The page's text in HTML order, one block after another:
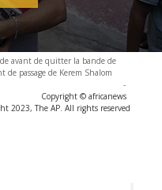
avant de quitter la bande de
passage de Kerem Shalom
-
Copyright © africanews
2023, The AP. All rights reserved